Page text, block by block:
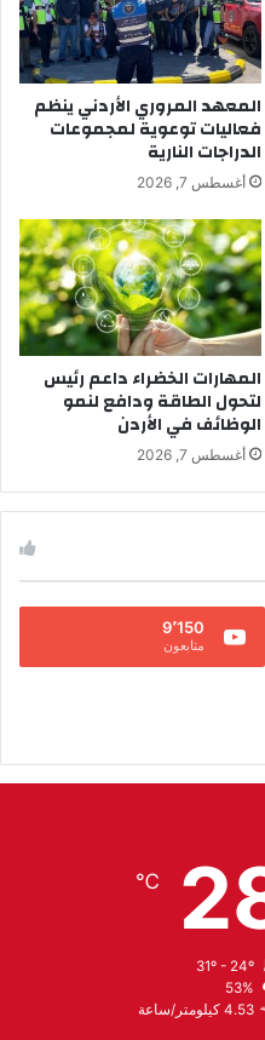
المعهد المروري الأردني ينظم
فعاليات توعوية لمجموعات
الدراجات النارية
أغسطس 7, 2026
المهارات الخضراء داعم رئيس
لتحول الطاقة ودافع لنمو
الوظائف في الأردن
أغسطس 7, 2026
9٬150
متابعون
℃
31º - 24º
53%
4.53 كيلومتر/ساعة